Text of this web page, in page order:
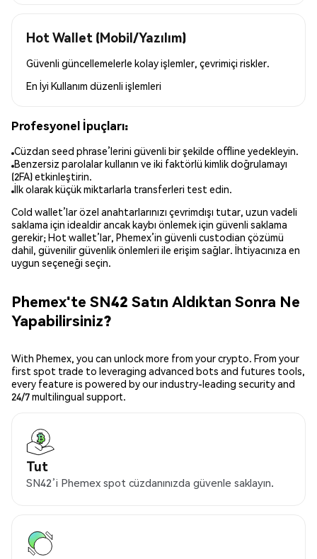
Hot Wallet (Mobil/Yazılım)
Güvenli güncellemelerle kolay işlemler, çevrimiçi riskler.
En İyi Kullanım düzenli işlemleri
Profesyonel İpuçları:
Cüzdan seed phrase’lerini güvenli bir şekilde offline yedekleyin.
Benzersiz parolalar kullanın ve iki faktörlü kimlik doğrulamayı
(2FA) etkinleştirin.
İlk olarak küçük miktarlarla transferleri test edin.
Cold wallet’lar özel anahtarlarınızı çevrimdışı tutar, uzun vadeli
saklama için idealdir ancak kaybı önlemek için güvenli saklama
gerekir; Hot wallet’lar, Phemex’in güvenli custodian çözümü
dahil, güvenilir güvenlik önlemleri ile erişim sağlar. İhtiyacınıza en
uygun seçeneği seçin.
Phemex'te SN42 Satın Aldıktan Sonra Ne
Yapabilirsiniz?
With Phemex, you can unlock more from your crypto. From your
first spot trade to leveraging advanced bots and futures tools,
every feature is powered by our industry-leading security and
24/7 multilingual support.
Tut
SN42’i Phemex spot cüzdanınızda güvenle saklayın.